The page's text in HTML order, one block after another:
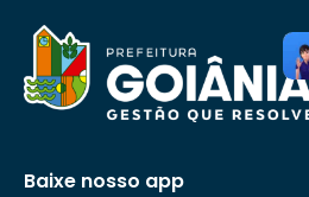
Baixe nosso app